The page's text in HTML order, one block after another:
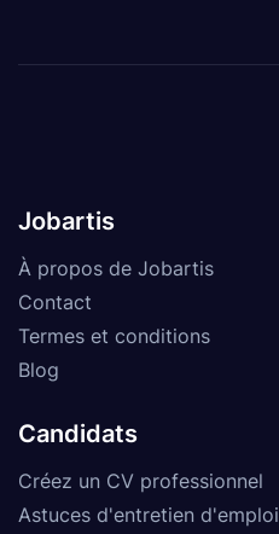
Jobartis
À propos de Jobartis
Contact
Termes et conditions
Blog
Candidats
Créez un CV professionnel
Astuces d'entretien d'emploi